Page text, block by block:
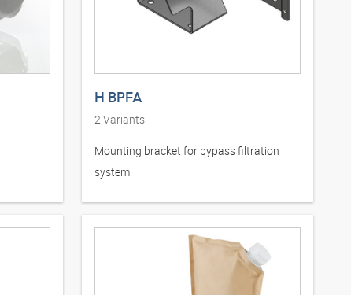
H BPFA
2Variants
Mounting bracket for bypass filtration
system